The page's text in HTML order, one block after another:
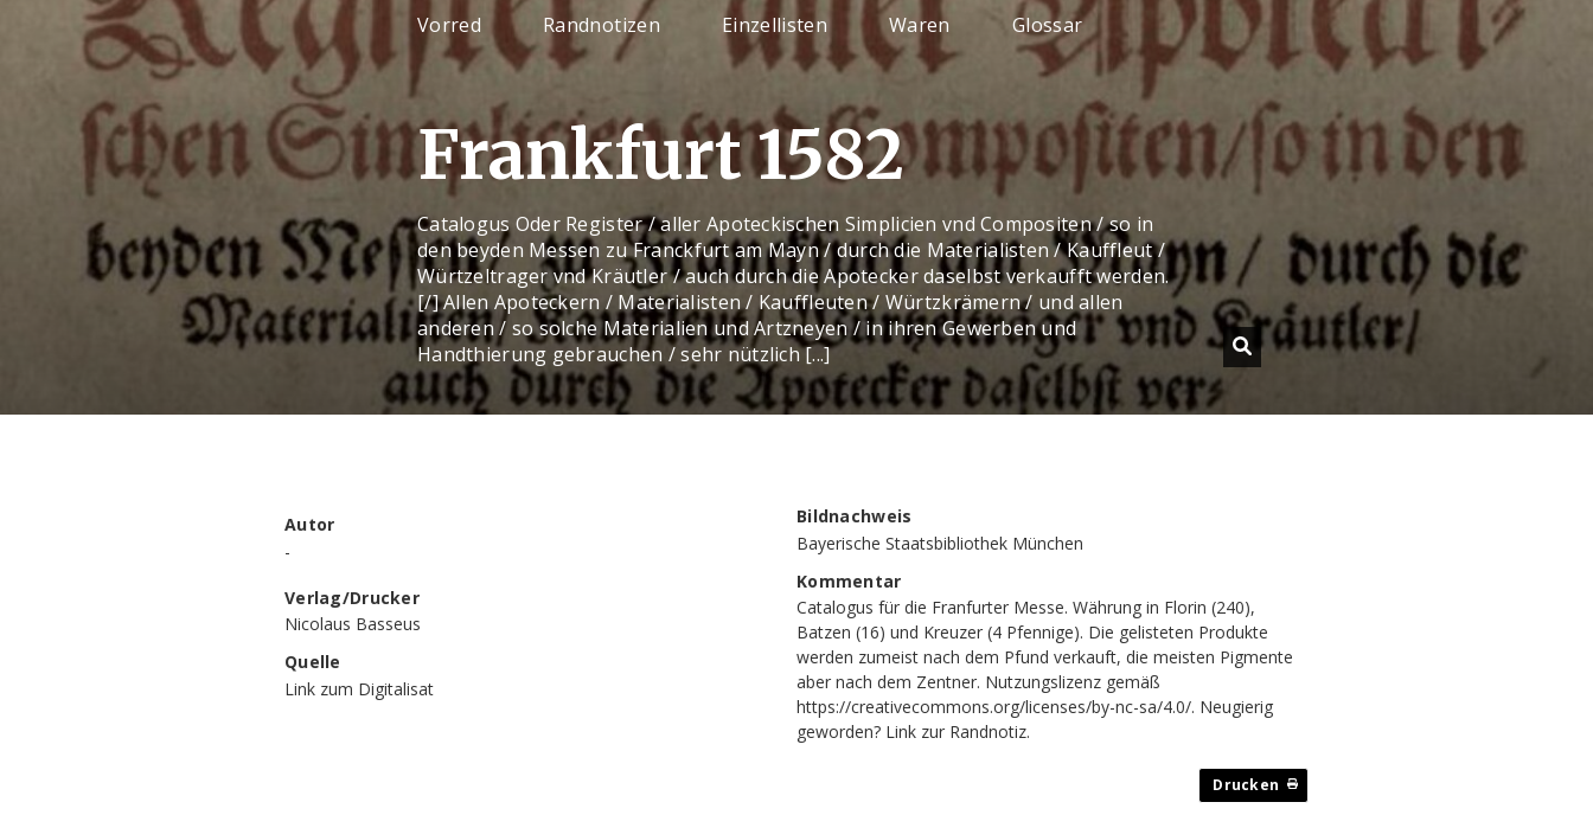
Vorred Randnotizen Einzellisten Waren Glossar
Frankfurt 1582
Catalogus Oder Register / aller Apoteckischen Simplicien vnd Compositen / so in
den beyden Messen zu Franckfurt am Mayn / durch die Materialisten / Kauffleut /
Würtzeltrager vnd Kräutler / auch durch die Apotecker daselbst verkaufft werden.
[/] Allen Apoteckern / Materialisten / Kauffleuten / Würtzkrämern / und allen
anderen / so solche Materialien und Artzneyen / in ihren Gewerben und
Handthierung gebrauchen / sehr nützlich [...]
Autor
-
Verlag/Drucker
Nicolaus Basseus
Quelle
Link zum Digitalisat
Bildnachweis
Bayerische Staatsbibliothek München
Kommentar
Catalogus für die Franfurter Messe. Währung in Florin (240),
Batzen (16) und Kreuzer (4 Pfennige). Die gelisteten Produkte
werden zumeist nach dem Pfund verkauft, die meisten Pigmente
aber nach dem Zentner. Nutzungslizenz gemäß
https://creativecommons.org/licenses/by-nc-sa/4.0/. Neugierig
geworden? Link zur Randnotiz.